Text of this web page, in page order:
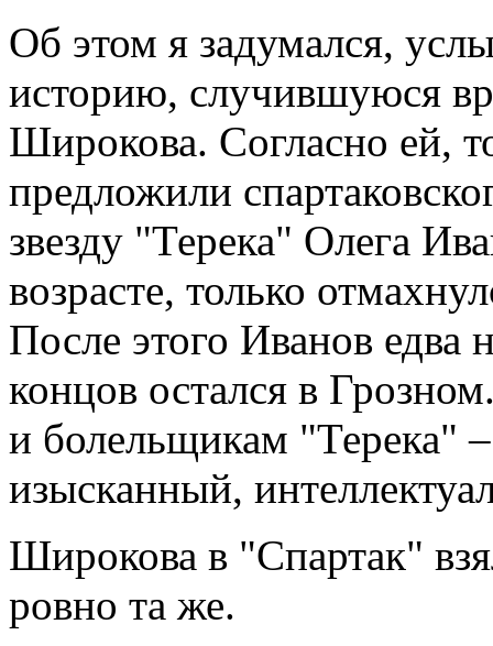
Об этом я задумался,
историю, случившуюся
Широкова. Согласно ей,
предложили
звезду "Терека" Олега
возрасте, только
После этого Иванов
концов остался в
и болельщикам "Терека"
изысканный,
Широкова в "Спартак"
ровно та же.